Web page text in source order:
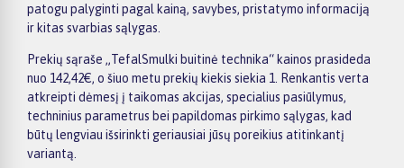
patogu palyginti pagal kainą, savybes, pristatymo informaciją
ir kitas svarbias sąlygas.
Prekių sąraše „TefalSmulki buitinė technika“ kainos prasideda
nuo 142,42€, o šiuo metu prekių kiekis siekia 1. Renkantis verta
atkreipti dėmesį į taikomas akcijas, specialius pasiūlymus,
techninius parametrus bei papildomas pirkimo sąlygas, kad
būtų lengviau išsirinkti geriausiai jūsų poreikius atitinkantį
variantą.